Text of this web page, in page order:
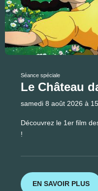
Séance spéciale
Le Château
samedi 8 août 2026 à
Découvrez le 1er film
!
EN SAVOIR PLUS